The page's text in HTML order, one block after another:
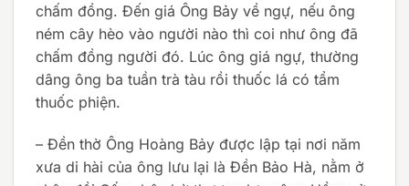
chấm đồng. Đến giá Ông Bảy về ngự, nếu ông
ném cây hèo vào người nào thì coi như ông đã
chấm đồng người đó. Lúc ông giá ngự, thường
dâng ông ba tuần trà tàu rồi thuốc lá có tẩm
thuốc phiện.
– Đền thờ Ông Hoàng Bảy được lập tại nơi năm
xưa di hài của ông lưu lại là Đền Bảo Hà, nằm ở